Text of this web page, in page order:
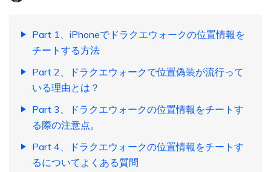
Part 1、iPhoneでドラクエウォークの位置情報を
チートする方法
Part 2、ドラクエウォークで位置偽装が流行って
いる理由とは？
Part 3、ドラクエウォークの位置情報をチートす
る際の注意点。
Part 4、ドラクエウォークの位置情報をチートす
るについてよくある質問